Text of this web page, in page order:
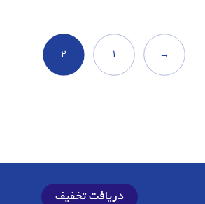
→ ۱ ۲
دریافت تخفیف